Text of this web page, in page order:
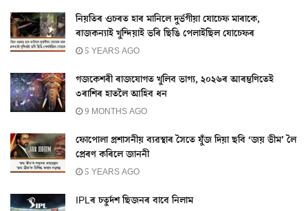
নিয়তিৰ ওচৰত হাৰ মানিলে দুৰ্ভগীয়া যোচেফ মাৰাকে,
ৰাজকন্যাই খুন্দিয়াই ভৰি ছিঙি পেলাইছিল যোচেফৰ
5 YEARS AGO
গজকেশৰী ৰাজযোগত খুলিব ভাগ্য, ২০২৬ৰ আৰম্ভণিতেই
৩ৰাশিৰ হাতলৈ আহিব ধন
9 MONTHS AGO
ফোপোলা প্ৰশাসনীয় ব্যৱস্থাৰ সৈতে যুঁজ দিয়া ছবি ‘জয় ভীম’ লৈ
প্ৰেৰণ কৰিলে জাননী
5 YEARS AGO
IPLৰ চতুৰ্দশ ছিজনৰ বাবে নিলাম